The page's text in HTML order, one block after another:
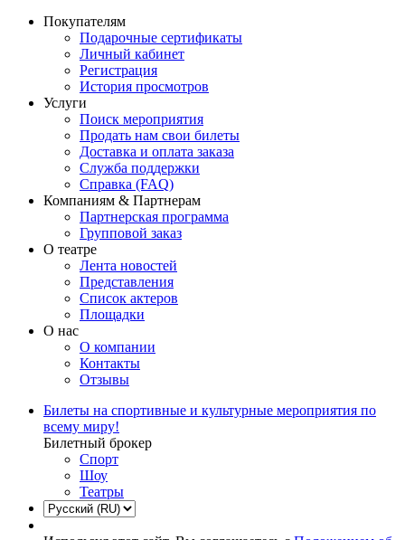
Покупателям
Подарочные сертификаты
Личный кабинет
Регистрация
История просмотров
Услуги
Поиск мероприятия
Продать нам свои билеты
Доставка и оплата заказа
Служба поддержки
Справка (FAQ)
Компаниям & Партнерам
Партнерская программа
Групповой заказ
О театре
Лента новостей
Представления
Список актеров
Площадки
О нас
О компании
Контакты
Отзывы
Билеты на спортивные и культурные мероприятия по
всему миру!
Билетный брокер
Спорт
Шоу
Театры